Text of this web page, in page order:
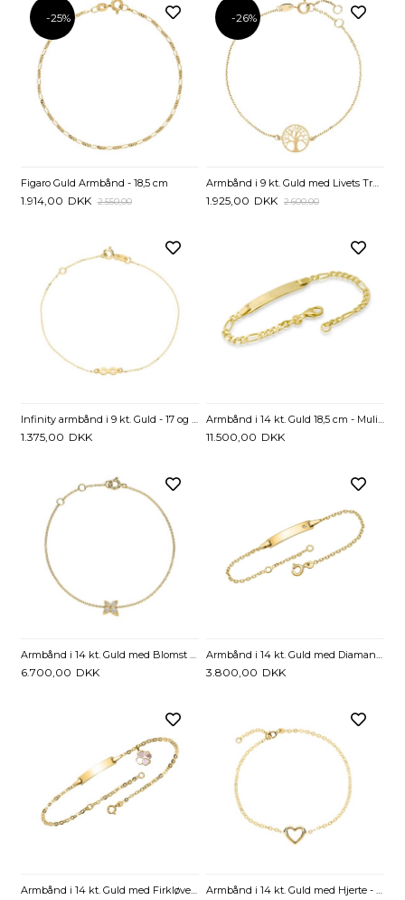
-25%
Figaro Guld Armbånd - 18,5 cm
1.914,00 DKK 2.550,00
-26%
Armbånd i 9 kt. Guld med Livets Træ - 17 til 19 cm
1.925,00 DKK 2.600,00
1.375,00 DKK 11.500,00 DKK
Armbånd i 14 kt. Guld med Blomst og Diamanter - 0,11 ct.
6.700,00 DKK
Armbånd i 14 kt. Guld med Diamant 0,01 ct. - 16 eller 19 cm
3.800,00 DKK
Armbånd i 14 kt. Guld med Firkløver 16 og 19 cm - Mulighed for gravering Armbånd i 14 kt. Guld med Hjerte - 17 til 19 cm